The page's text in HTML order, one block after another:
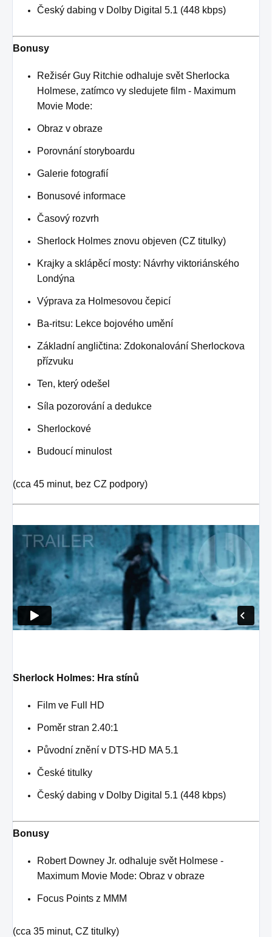
Český dabing v Dolby Digital 5.1 (448 kbps)
Bonusy
Režisér Guy Ritchie odhaluje svět Sherlocka
Holmese, zatímco vy sledujete film - Maximum
Movie Mode:
Obraz v obraze
Porovnání storyboardu
Galerie fotografií
Bonusové informace
Časový rozvrh
Sherlock Holmes znovu objeven (CZ titulky)
Krajky a sklápěcí mosty: Návrhy viktoriánského
Londýna
Výprava za Holmesovou čepicí
Ba-ritsu: Lekce bojového umění
Základní angličtina: Zdokonalování Sherlockova
přízvuku
Ten, který odešel
Síla pozorování a dedukce
Sherlockové
Budoucí minulost
(cca 45 minut, bez CZ podpory)
Sherlock Holmes: Hra stínů
Film ve Full HD
Poměr stran 2.40:1
Původní znění v DTS-HD MA 5.1
České titulky
Český dabing v Dolby Digital 5.1 (448 kbps)
Bonusy
Robert Downey Jr. odhaluje svět Holmese -
Maximum Movie Mode: Obraz v obraze
Focus Points z MMM
(cca 35 minut, CZ titulky)